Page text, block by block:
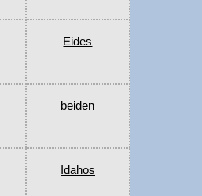
Eides
beiden
Idahos